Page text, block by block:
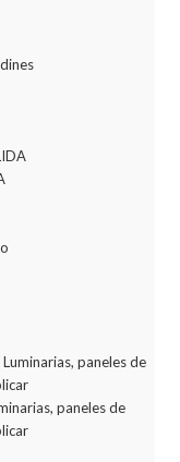
paneles de
paneles de